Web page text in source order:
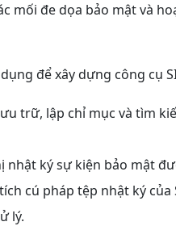
mối đe dọa bảo mật và
để xây dựng công cụ
trữ, lập chỉ mục và tìm
nhật ký sự kiện bảo mật
cú pháp tệp nhật ký
lý.